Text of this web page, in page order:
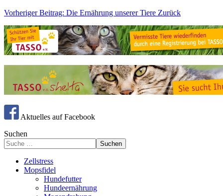
Vorheriger Beitrag: Die Ernährung unserer Tiere Zurück
Aktuelles auf Facebook
Suchen
Suchen
Zellstress
Mopsfidel
Hundefutter
Hundeernährung